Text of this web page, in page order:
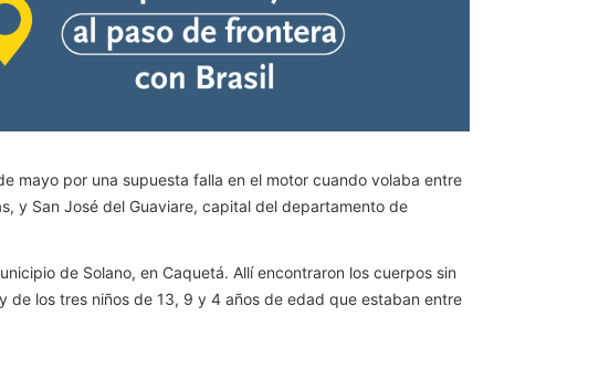
mayo por una supuesta falla en el motor cuando volaba entre
y San José del Guaviare, capital del departamento de
de Solano, en Caquetá. Allí encontraron los cuerpos sin
de los tres niños de 13, 9 y 4 años de edad que estaban entre